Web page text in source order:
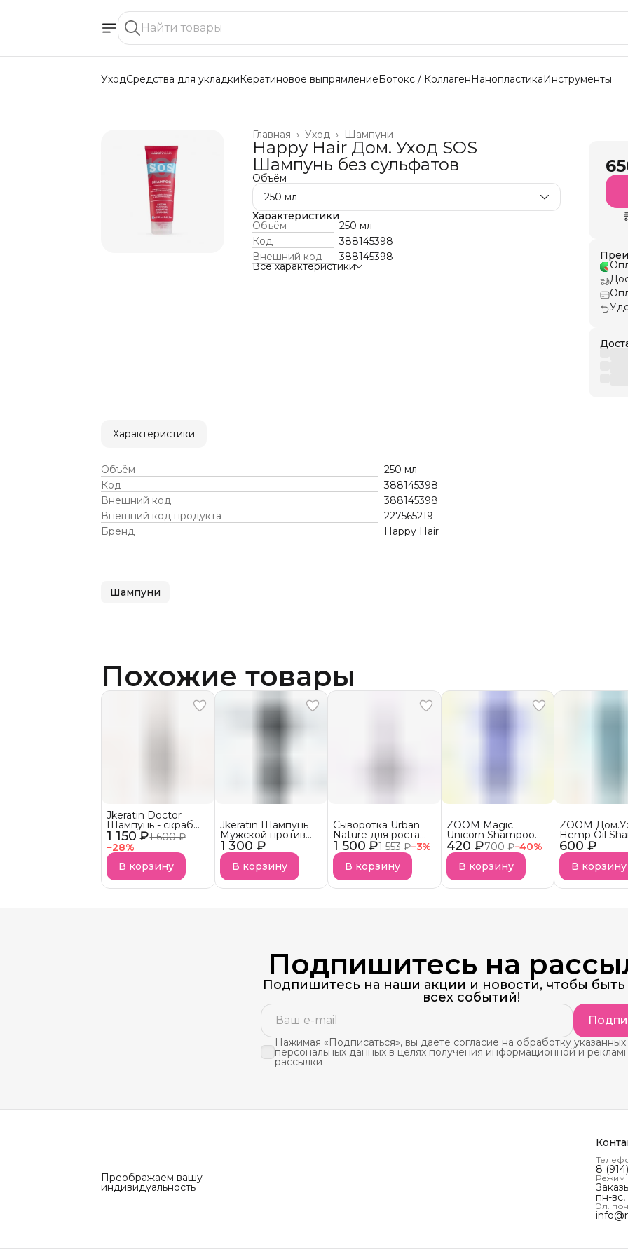
УходСредства для укладкиКератиновое выпрямлениеБотокс / КоллагенНанопластикаИнструменты
Шампуни
Уход ›
Главная ›
Happy Hair Дом. Уход SOS
Шампунь без сульфатов
Объём
250 мл
Характеристики
Объём
250 мл
Код
388145398
Внешний код
388145398
Все характеристики
Характеристики
Объём
250 мл
Код
388145398
Внешний код
388145398
Внешний код продукта
227565219
Бренд
Happy Hair
Шампуни
Похожие товары
1 150 ₽1 600 ₽
−28%
Jkeratin Doctor
Шампунь - скраб
Doctor СКОРО В
НАЛИЧИИ!
В корзину
1 300 ₽
Jkeratin Шампунь
Мужской против
выпадения волос
JMan СКОРО В
НАЛИЧИИ!
В корзину
1 500 ₽1 553 ₽−3%
Сыворотка Urban
Nature для роста
волос АКЦИЯ!
В корзину
420 ₽700 ₽−40%
ZOOM Magic
Unicorn Shampoo
Шампунь
безсульфатный
УСПЕЙ КУПИТЬ
Снятие с продаж
В корзину
600 ₽
ZOOM
Hemp Oil
Шампунь
В корзину
Подпишитесь на
Подпишитесь на наши акции и новости, чтобы быть
всех событий!
Нажимая «Подписаться», вы даете согласие на обработку указанных
персональных данных в целях получения информационной и
рассылки
Преображаем вашу
индивидуальность
8
Режим
пн-
Эл.